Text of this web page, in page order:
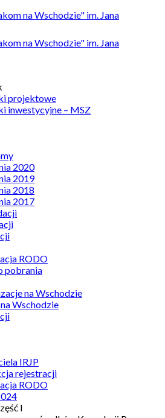
projektowe
inwestycyjne – MSZ
2020
2019
2018
2017
RODO
pobrania
na Wschodzie
Wschodzie
IRJP
rejestracji
RODO
I